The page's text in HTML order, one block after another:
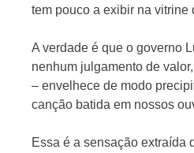
tem pouco a exibir na vitrine
A verdade é que o governo
nenhum julgamento de
– envelhece de modo
canção batida em nossos
Essa é a sensação extraída